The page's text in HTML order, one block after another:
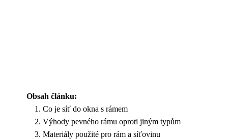
Obsah článku:
Co je síť do okna s rámem
Výhody pevného rámu oproti jiným typům
Materiály použité pro rám a síťovinu